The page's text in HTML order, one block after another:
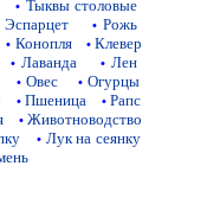
• Тыквы столовые
Эспарцет • Рожь
• Конопля • Клевер
• Лаванда • Лен
• Овес • Огурцы
• Пшеница • Рапс
• Животноводство
• Лук на сеянку